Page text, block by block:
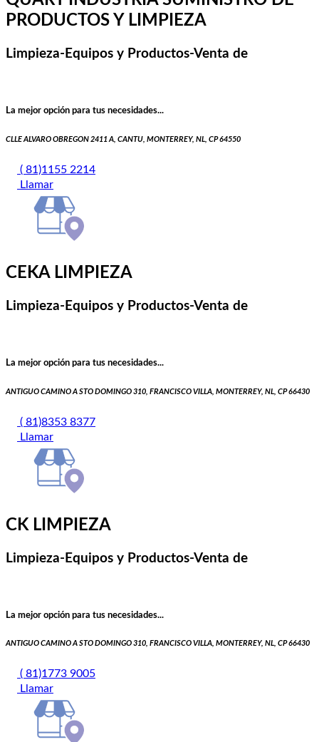
PRODUCTOS Y LIMPIEZA
Limpieza-Equipos y Productos-Venta de
La mejor opción para tus necesidades...
CLLE ALVARO OBREGON 2411 A, CANTU, MONTERREY, NL, CP 64550
( 81)1155 2214
Llamar
CEKA LIMPIEZA
Limpieza-Equipos y Productos-Venta de
La mejor opción para tus necesidades...
ANTIGUO CAMINO A STO DOMINGO 310, FRANCISCO VILLA, MONTERREY, NL, CP 66430
( 81)8353 8377
Llamar
CK LIMPIEZA
Limpieza-Equipos y Productos-Venta de
La mejor opción para tus necesidades...
ANTIGUO CAMINO A STO DOMINGO 310, FRANCISCO VILLA, MONTERREY, NL, CP 66430
( 81)1773 9005
Llamar